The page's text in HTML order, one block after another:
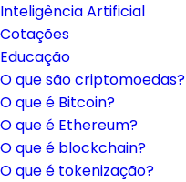
Inteligência Artificial
Cotações
Educação
O que são criptomoedas?
O que é Bitcoin?
O que é Ethereum?
O que é blockchain?
O que é tokenização?